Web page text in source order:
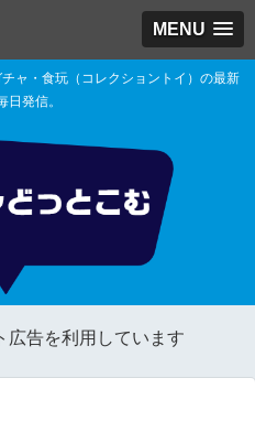
MENU
ャ・食玩（コレクショントイ）の最新
日発信。
告を利用しています